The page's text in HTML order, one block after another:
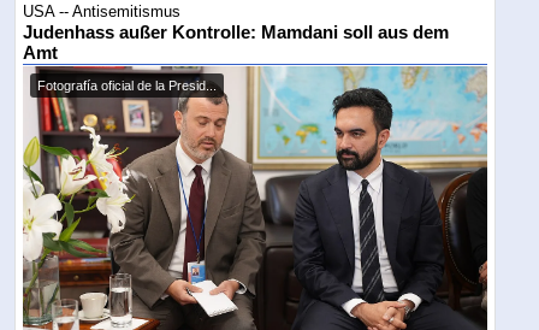
USA -- Antisemitismus
Judenhass außer Kontrolle: Mamdani soll aus dem
Amt
Fotografía oficial de la Presid...